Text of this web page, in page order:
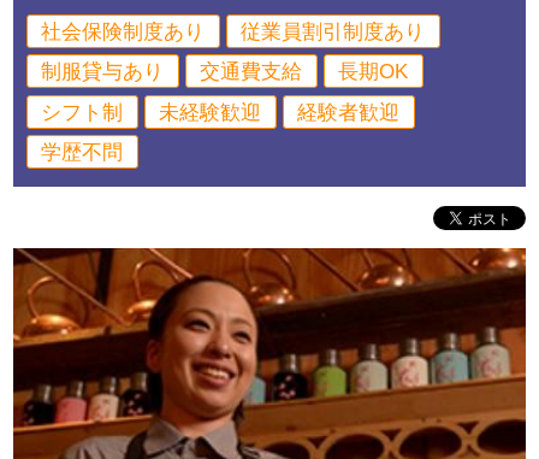
社会保険制度あり
従業員割引制度あり
制服貸与あり
交通費支給
長期OK
シフト制
未経験歓迎
経験者歓迎
学歴不問